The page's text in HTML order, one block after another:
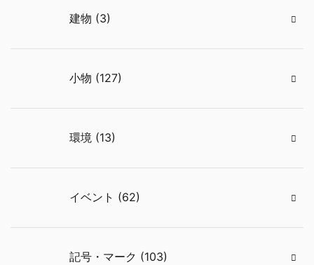
建物 (3)
小物 (127)
環境 (13)
イベント (62)
記号・マーク (103)